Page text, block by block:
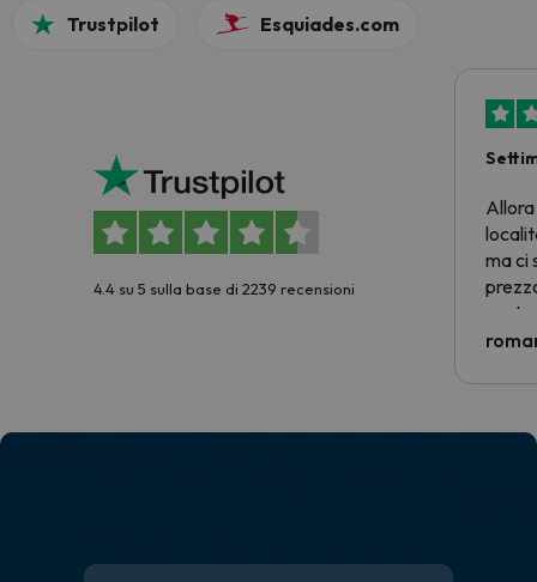
Trustpilot Esquiades.com
4.4 su 5 sulla base di 2239 recensioni
Allora
ma ci